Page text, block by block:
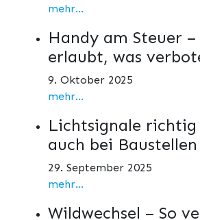
mehr...
Handy am Steuer
erlaubt, was
9. Oktober 2025
mehr...
Lichtsignale richtig
auch bei Baustellen
29. September 2025
mehr...
Wildwechsel – So